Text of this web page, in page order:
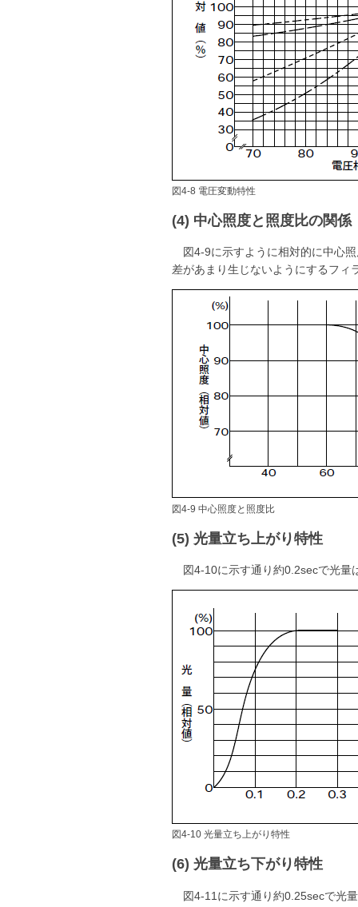
図4-8 電圧変動特性
(4) 中心照度と照度比の関係
図4-9に示すように相対的に中心
差があまり生じないようにするフィ
図4-9 中心照度と照度比
(5) 光量立ち上がり特性
図4-10に示す通り約0.2secで光量
図4-10 光量立ち上がり特性
(6) 光量立ち下がり特性
図4-11に示す通り約0.25secで光